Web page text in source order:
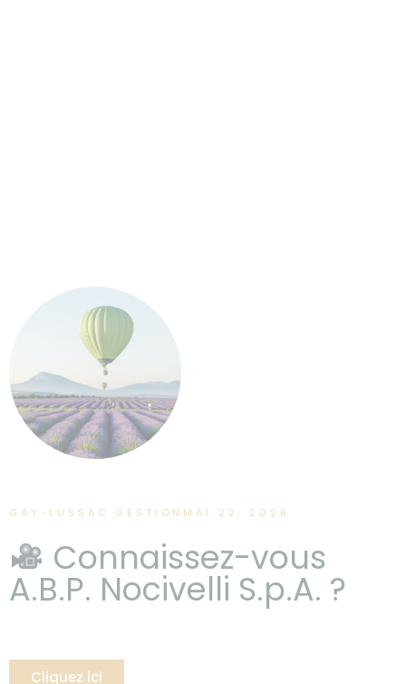
GAY-LUSSAC GESTION MAI 22, 2026
Connaissez-vous
A.B.P. Nocivelli S.p.A. ?
Cliquez ici